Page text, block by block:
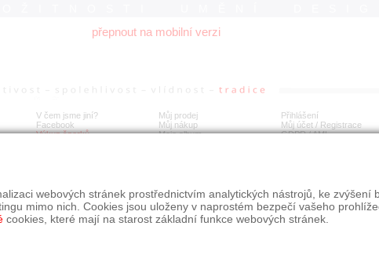
přepnout na mobilní verzi
V čem jsme jiní?
Facebook
Výkup šperků
Můj prodej
Můj nákup
Moje album
Přihlášení
Můj účet / Registrace
GDPR/AML
náušnice ze zlata 1,2 ct a diamanty 0,10 ct
webových stránek prostřednictvím analytických nástrojů, ke
mimo nich. Cookies jsou uloženy v naprostém bezpečí vašeho
cookies, které mají na starost základní funkce webových stránek.